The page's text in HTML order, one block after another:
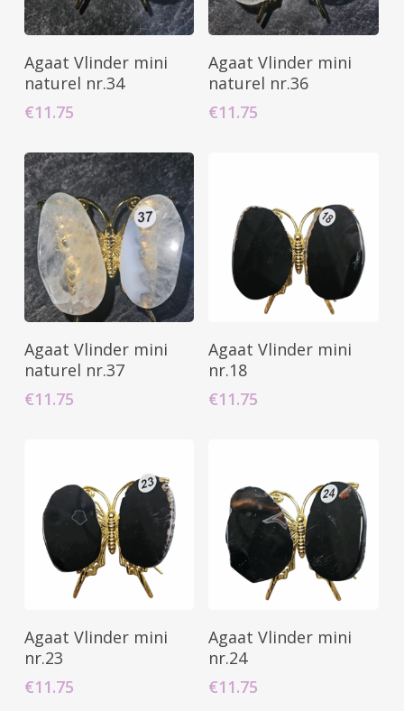
Toevoegen Aan
Winkelwagen
Agaat Vlinder mini
naturel nr.34
€11.75
Toevoegen Aan
Winkelwagen
Agaat Vlinder mini
naturel nr.36
€11.75
Toevoegen Aan
Winkelwagen
Agaat Vlinder mini
naturel nr.37
€11.75
Toevoegen Aan
Agaat Vlinder mini
nr.18
€11.75
Toevoegen Aan
Agaat Vlinder mini
nr.23
€11.75
Toevoegen Aan
Agaat Vlinder mini
nr.24
€11.75